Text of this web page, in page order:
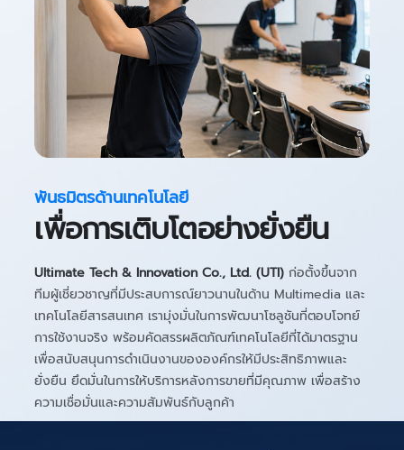
พันธมิตรด้านเทคโนโลยี
เพื่อการเติบโตอย่างยั่งยืน
Ultimate Tech & Innovation Co., Ltd. (UTI) ก่อตั้งขึ้นจาก
ทีมผู้เชี่ยวชาญที่มีประสบการณ์ยาวนานในด้าน Multimedia และ
เทคโนโลยีสารสนเทศ เรามุ่งมั่นในการพัฒนาโซลูชันที่ตอบโจทย์
การใช้งานจริง พร้อมคัดสรรผลิตภัณฑ์เทคโนโลยีที่ได้มาตรฐาน
เพื่อสนับสนุนการดำเนินงานขององค์กรให้มีประสิทธิภาพและ
ยั่งยืน ยึดมั่นในการให้บริการหลังการขายที่มีคุณภาพ เพื่อสร้าง
ความเชื่อมั่นและความสัมพันธ์กับลูกค้า